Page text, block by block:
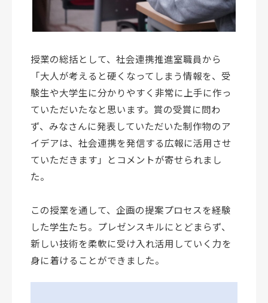
授業の総括として、社会連携推進室職員から
「大人が考えると硬くなってしまう情報を、受
験生や大学生に分かりやすく非常に上手に作っ
ていただいたなと思います。賞の受賞に問わ
ず、みなさんに発表していただいた制作物のア
イデアは、社会連携を発信する広報に活用させ
ていただきます」とコメントが寄せられまし
た。
この授業を通して、企画の提案プロセスを経験
した学生たち。プレゼンスキルにとどまらず、
新しい技術を柔軟に受け入れ活用していく力を
身に着けることができました。